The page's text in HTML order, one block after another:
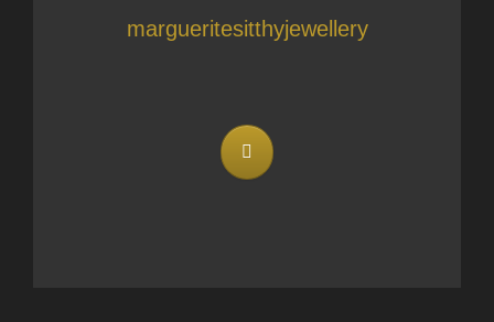
margueritesitthyjewellery